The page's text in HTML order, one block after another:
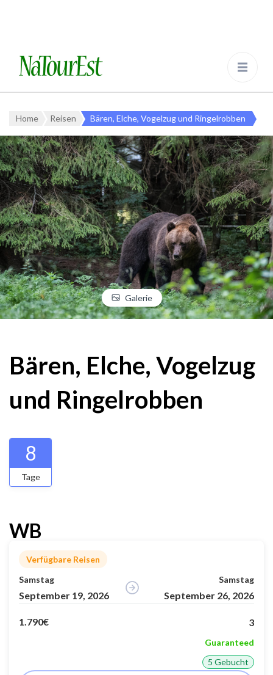
Tier- und Vogelbeobachtungsreisen in
Home Reisen Bären, Elche, Vogelzug und Ringelrobben
Galerie
Bären, Elche, Vogelzug
und Ringelrobben
8
Tage
WB
Verfügbare Reisen
Samstag
September 19, 2026
Samstag
September 26, 2026
1.790€ 3
Guaranteed
5 Gebucht